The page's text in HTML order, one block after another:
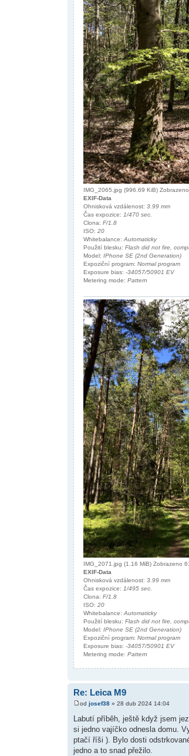
IMG_2065.jpg (996.69 KiB)
EXIF-Data
Ohnisková vzdálenost: 3.99 mm
Čas expozice: 1/470 sec.
Clona: F/1.8
ISO: 20
Whitebalance: Automaticky
Použití blesku: Flash did not fire,
Model: IPhone SE (2nd Generation)
Expoziční program: Normal program
Exposure bias: -34057/50901 EV
Metering mode: Pattern
IMG_2071.jpg (1.16 MiB) Zobrazeno
EXIF-Data
Ohnisková vzdálenost: 3.99 mm
Čas expozice: 1/495 sec.
Clona: F/1.8
ISO: 20
Whitebalance: Automaticky
Použití blesku: Flash did not fire,
Model: IPhone SE (2nd Generation)
Expoziční program: Normal program
Exposure bias: -34057/50901 EV
Metering mode: Pattern
Re: Leica M9
od josef38» 28 dub 2024 14:04
Labutí příběh, ještě když jsem
si jedno vajíčko odnesla domu.
ptačí říši ). Bylo dosti
jedno a to snad přežilo.